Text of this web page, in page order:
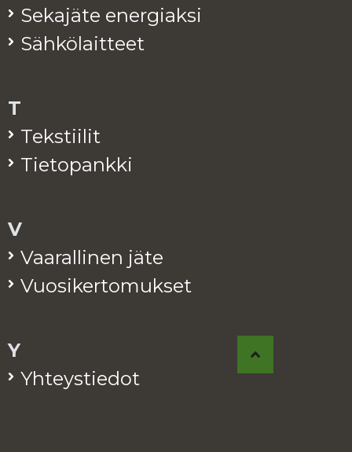
Se­ka­jä­te ener­giak­si
Säh­kö­lait­teet
T
Teks­tii­lit
Tie­to­pank­ki
V
Vaa­ral­li­nen jäte
Vuo­si­ker­to­muk­set
Y
Yh­teys­tie­dot